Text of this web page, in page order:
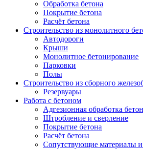
Обработка бетона
Покрытие бетона
Расчёт бетона
Строительство из монолитного
Автодороги
Крыши
Монолитное бетонирование
Парковки
Полы
Строительство из сборного
Резервуары
Работа с бетоном
Адгезионная обработка
Штробление и сверление
Покрытие бетона
Расчёт бетона
Сопутствующие материалы